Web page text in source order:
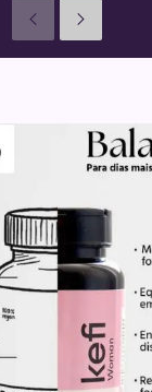
AnterioresSeguinte